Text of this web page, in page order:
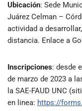
Ubicación: Sede
Juárez Celman –
actividad a
distancia. Enlace a
Inscripciones: desde
de marzo de 2023 a
la SAE-FAUD UNC
en linea: https://